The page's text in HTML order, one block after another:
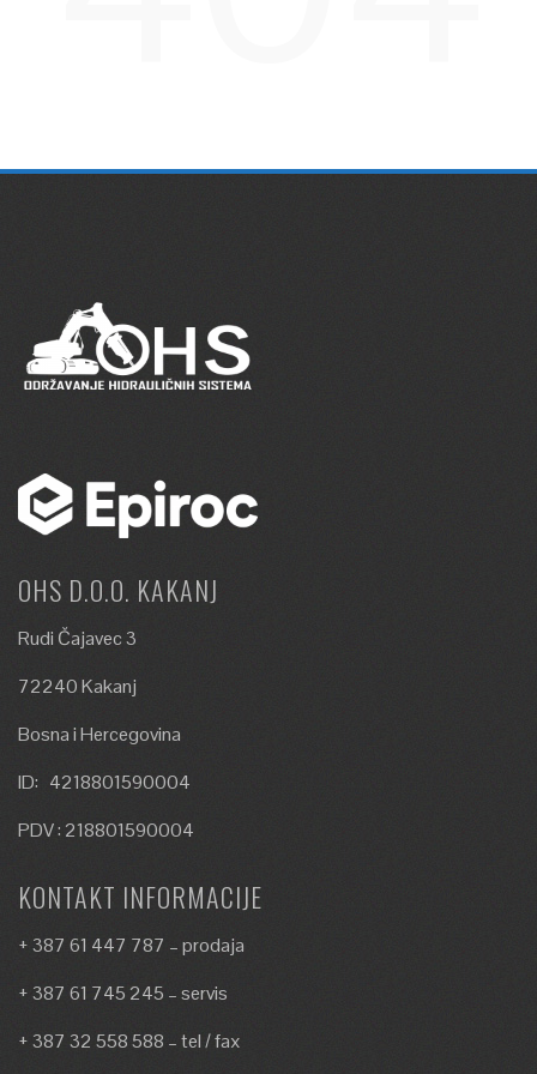
OHS D.O.O. KAKANJ
Rudi Čajavec 3
72240 Kakanj
Bosna i Hercegovina
ID: 4218801590004
PDV : 218801590004
KONTAKT INFORMACIJE
+ 387 61 447 787 – prodaja
+ 387 61 745 245 – servis
+ 387 32 558 588 – tel / fax